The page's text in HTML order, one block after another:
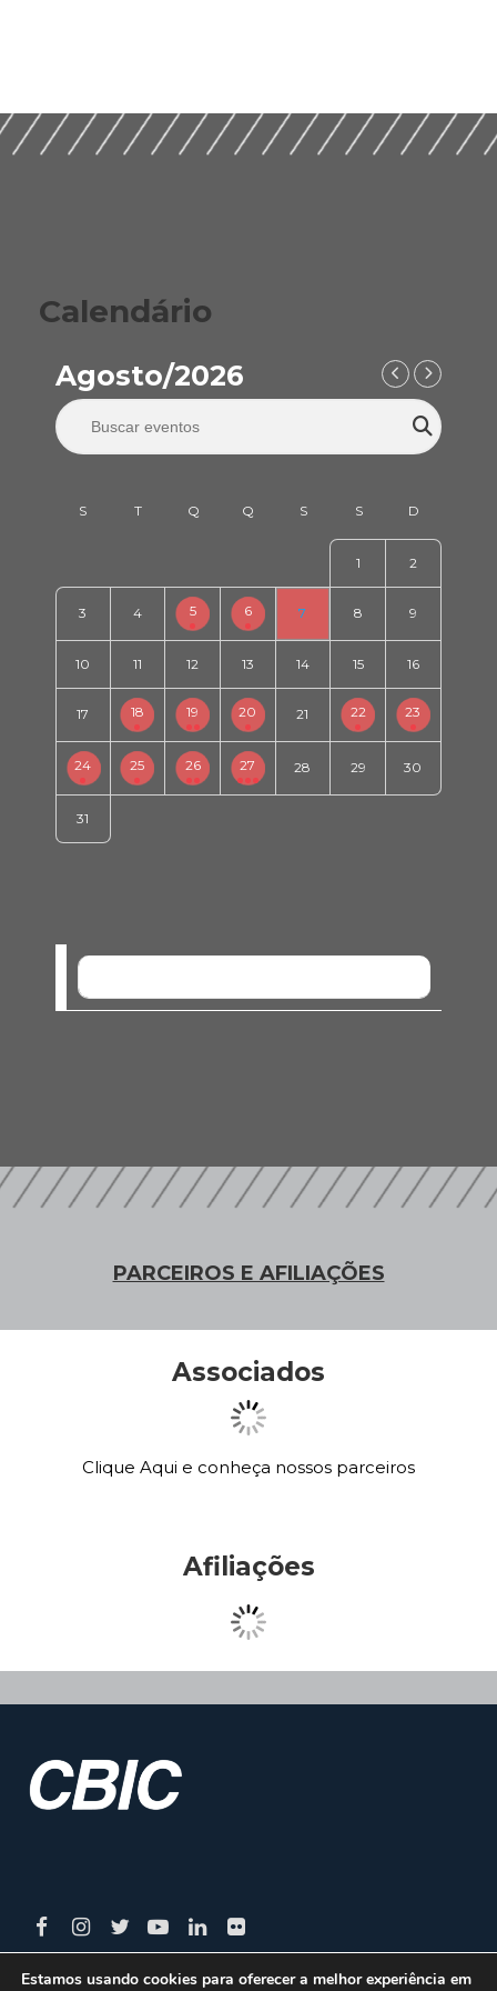
Calendário
Agosto/2026
1 2
3 4 5 6 7 8 9
10 11 12 13 14 15 16
17 18 19 20 21 22 23
24 25 26 27 28 29 30
31
PARCEIROS E AFILIAÇÕES
Associados
Clique Aqui e conheça nossos parceiros
Afiliações
Estamos usando cookies para oferecer a melhor experiência em